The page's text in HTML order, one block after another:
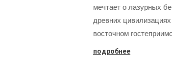
мечтает о лазурных
древних
восточном
подробнее